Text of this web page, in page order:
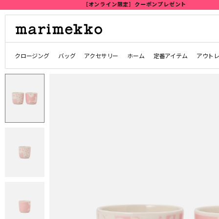
クロージング バッグ アクセサリー ホーム 定番アイテム アウト